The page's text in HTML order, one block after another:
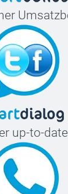
up-to-date